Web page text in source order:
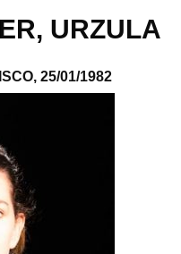
URZULA
25/01/1982